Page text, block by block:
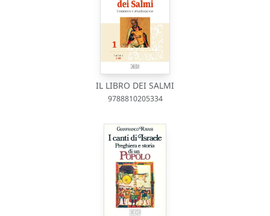
IL LIBRO DEI SALMI
9788810205334